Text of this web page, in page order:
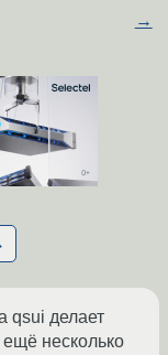
→
qsui делает
несколько